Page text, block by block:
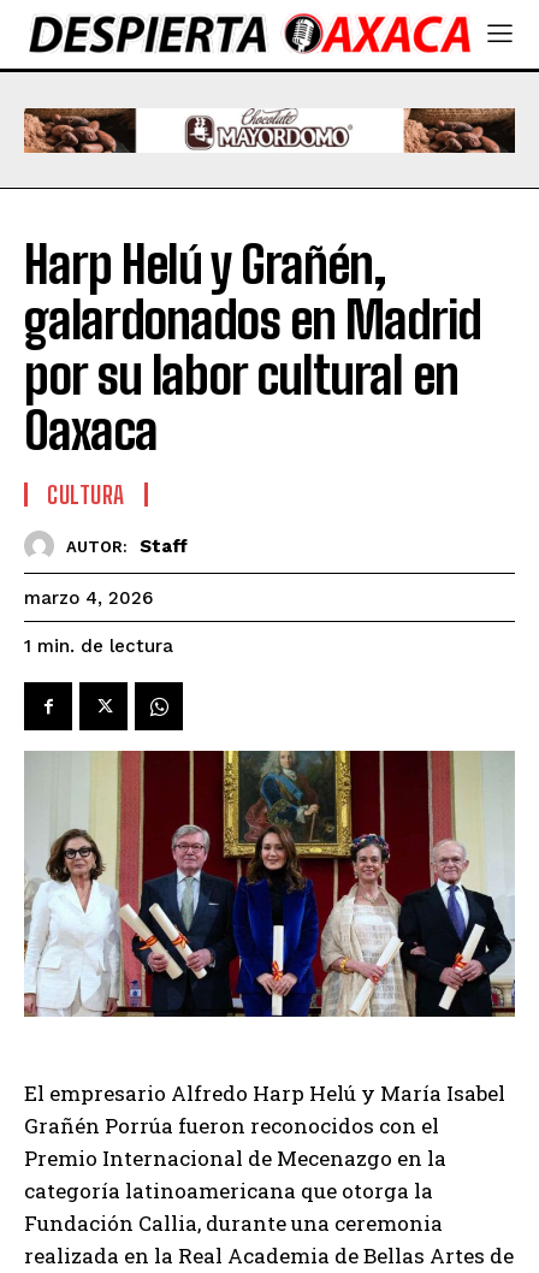
Harp Helú y Grañén,
galardonados en Madrid
por su labor cultural en
Oaxaca
CULTURA
AUTOR: Staff
marzo 4, 2026
1 min. de lectura
El empresario Alfredo Harp Helú y María Isabel
Grañén Porrúa fueron reconocidos con el
Premio Internacional de Mecenazgo en la
categoría latinoamericana que otorga la
Fundación Callia, durante una ceremonia
realizada en la Real Academia de Bellas Artes de